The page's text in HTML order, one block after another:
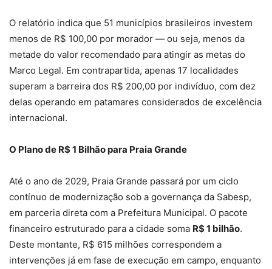
O relatório indica que 51 municípios brasileiros investem
menos de R$ 100,00 por morador — ou seja, menos da
metade do valor recomendado para atingir as metas do
Marco Legal. Em contrapartida, apenas 17 localidades
superam a barreira dos R$ 200,00 por indivíduo, com dez
delas operando em patamares considerados de excelência
internacional.
O Plano de R$ 1 Bilhão para Praia Grande
Até o ano de 2029, Praia Grande passará por um ciclo
contínuo de modernização sob a governança da Sabesp,
em parceria direta com a Prefeitura Municipal. O pacote
financeiro estruturado para a cidade soma R$ 1 bilhão.
Deste montante, R$ 615 milhões correspondem a
intervenções já em fase de execução em campo, enquanto